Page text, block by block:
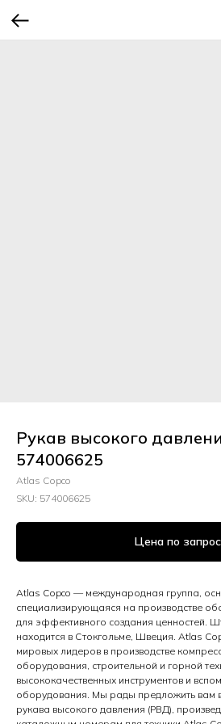
Рукав высокого
574006625
Atlas Copco
SKU: 574006625
Цена по
Atlas Copco — международная группа,
специализирующаяся на производстве
для эффективного создания ценностей.
находится в Стокгольме, Швеция. Atlas
мировых лидеров в производстве
оборудования, строительной и горной
высококачественных инструментов и
оборудования. Мы рады предложить вам
рукава высокого давления (РВД),